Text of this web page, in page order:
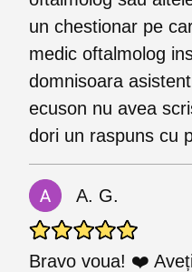
un chestionar pe
medic oftalmolog
domnisoara
ecuson nu avea
dori un raspuns cu
A. G.
Bravo voua! ❤️